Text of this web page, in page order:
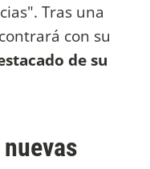
Tras una
con su
de su